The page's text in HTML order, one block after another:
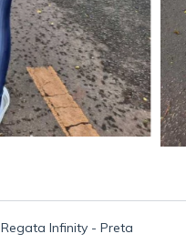
Regata Infinity - Preta